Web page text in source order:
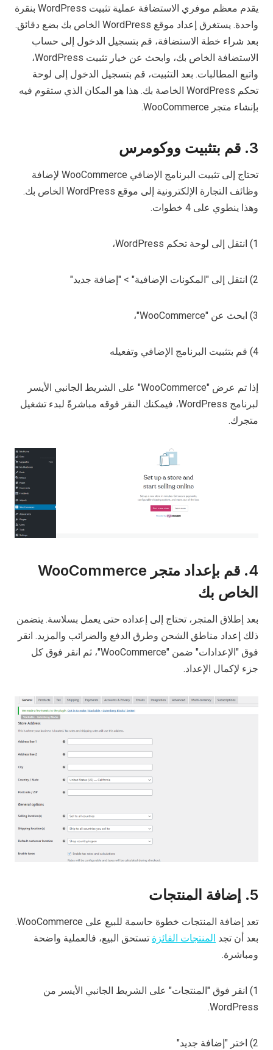
يقدم معظم موفري الاستضافة عملية تثبيت WordPress بنقرة
واحدة. يستغرق إعداد موقع WordPress الخاص بك بضع دقائق.
بعد شراء خطة الاستضافة، قم بتسجيل الدخول إلى حساب
الاستضافة الخاص بك، وابحث عن خيار تثبيت WordPress،
واتبع المطالبات. بعد التثبيت، قم بتسجيل الدخول إلى لوحة
تحكم WordPress الخاصة بك. هذا هو المكان الذي ستقوم فيه
بإنشاء متجر WooCommerce.
3. قم بتثبيت ووكومرس
تحتاج إلى تثبيت البرنامج الإضافي WooCommerce لإضافة
وظائف التجارة الإلكترونية إلى موقع WordPress الخاص بك.
وهذا ينطوي على 4 خطوات.
1) انتقل إلى لوحة تحكم WordPress،
2) انتقل إلى "المكونات الإضافية" > "إضافة جديد"
3) ابحث عن "WooCommerce"،
4) قم بتثبيت البرنامج الإضافي وتفعيله
إذا تم عرض "WooCommerce" على الشريط الجانبي الأيسر
لبرنامج WordPress، فيمكنك النقر فوقه مباشرةً لبدء تشغيل
متجرك.
4. قم بإعداد متجر WooCommerce
الخاص بك
بعد إطلاق المتجر، تحتاج إلى إعداده حتى يعمل بسلاسة. يتضمن
ذلك إعداد مناطق الشحن وطرق الدفع والضرائب والمزيد. انقر
فوق "الإعدادات" ضمن "WooCommerce"، ثم انقر فوق كل
جزء لإكمال الإعداد.
5. إضافة المنتجات
تعد إضافة المنتجات خطوة حاسمة للبيع على WooCommerce.
بعد أن تجد المنتجات الفائزة تستحق البيع، فالعملية واضحة
ومباشرة.
1) انقر فوق "المنتجات" على الشريط الجانبي الأيسر من
WordPress.
2) اختر "إضافة جديد"